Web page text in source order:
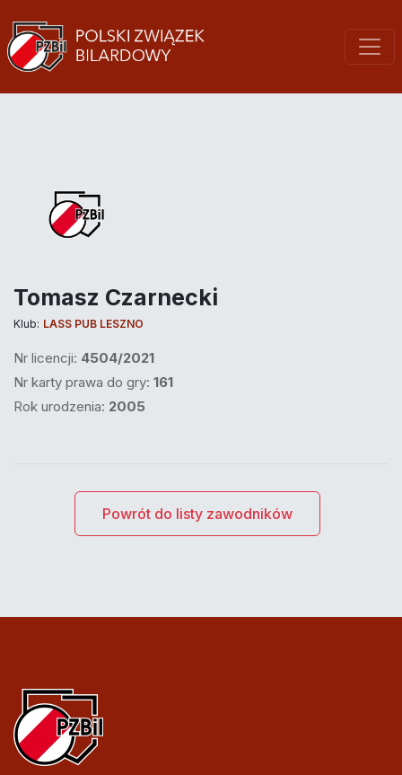
Tomasz Czarnecki
Klub: LASS PUB LESZNO
Nr licencji: 4504/2021
Nr karty prawa do gry: 161
Rok urodzenia: 2005
Powrót do listy zawodników